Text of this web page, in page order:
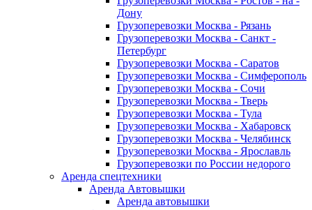
Дону
Грузоперевозки Москва - Рязань
Грузоперевозки Москва - Санкт -
Петербург
Грузоперевозки Москва - Саратов
Грузоперевозки Москва - Симферополь
Грузоперевозки Москва - Сочи
Грузоперевозки Москва - Тверь
Грузоперевозки Москва - Тула
Грузоперевозки Москва - Хабаровск
Грузоперевозки Москва - Челябинск
Грузоперевозки Москва - Ярославль
Грузоперевозки по России недорого
Аренда спецтехники
Аренда Автовышки
Аренда автовышки